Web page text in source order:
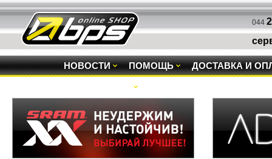
044
НОВОСТИ ПОМОЩЬ ДОСТАВКА И